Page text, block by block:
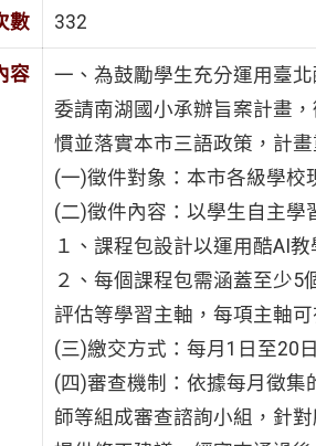
數 332
容
一、為鼓勵學生充分運用臺
委請南湖國小承辦旨案計畫
慣並落實本市三語政策，計畫
(一)徵件對象：本市各級學校
(二)徵件內容：以學生自主學
１、課程包設計以運用酷AI
２、每個課程包需涵蓋至少5
評估等學習主軸，每項主軸
(三)繳交方式：每月1日至20
(四)審查機制：依據每月徵
師等組成審查諮詢小組，針